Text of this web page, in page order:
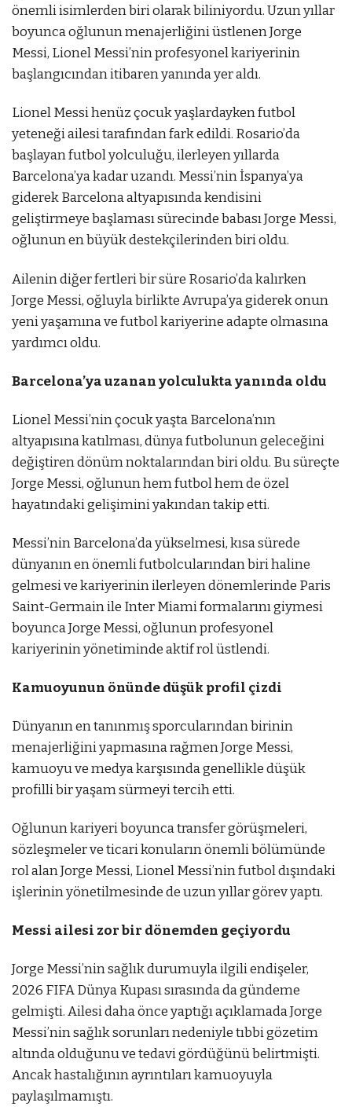
önemli isimlerden biri olarak biliniyordu. Uzun yıllar
boyunca oğlunun menajerliğini üstlenen Jorge
Messi, Lionel Messi’nin profesyonel kariyerinin
başlangıcından itibaren yanında yer aldı.
Lionel Messi henüz çocuk yaşlardayken futbol
yeteneği ailesi tarafından fark edildi. Rosario’da
başlayan futbol yolculuğu, ilerleyen yıllarda
Barcelona’ya kadar uzandı. Messi’nin İspanya’ya
giderek Barcelona altyapısında kendisini
geliştirmeye başlaması sürecinde babası Jorge Messi,
oğlunun en büyük destekçilerinden biri oldu.
Ailenin diğer fertleri bir süre Rosario’da kalırken
Jorge Messi, oğluyla birlikte Avrupa’ya giderek onun
yeni yaşamına ve futbol kariyerine adapte olmasına
yardımcı oldu.
Barcelona’ya uzanan yolculukta yanında oldu
Lionel Messi’nin çocuk yaşta Barcelona’nın
altyapısına katılması, dünya futbolunun geleceğini
değiştiren dönüm noktalarından biri oldu. Bu süreçte
Jorge Messi, oğlunun hem futbol hem de özel
hayatındaki gelişimini yakından takip etti.
Messi’nin Barcelona’da yükselmesi, kısa sürede
dünyanın en önemli futbolcularından biri haline
gelmesi ve kariyerinin ilerleyen dönemlerinde Paris
Saint-Germain ile Inter Miami formalarını giymesi
boyunca Jorge Messi, oğlunun profesyonel
kariyerinin yönetiminde aktif rol üstlendi.
Kamuoyunun önünde düşük profil çizdi
Dünyanın en tanınmış sporcularından birinin
menajerliğini yapmasına rağmen Jorge Messi,
kamuoyu ve medya karşısında genellikle düşük
profilli bir yaşam sürmeyi tercih etti.
Oğlunun kariyeri boyunca transfer görüşmeleri,
sözleşmeler ve ticari konuların önemli bölümünde
rol alan Jorge Messi, Lionel Messi’nin futbol dışındaki
işlerinin yönetilmesinde de uzun yıllar görev yaptı.
Messi ailesi zor bir dönemden geçiyordu
Jorge Messi’nin sağlık durumuyla ilgili endişeler,
2026 FIFA Dünya Kupası sırasında da gündeme
gelmişti. Ailesi daha önce yaptığı açıklamada Jorge
Messi’nin sağlık sorunları nedeniyle tıbbi gözetim
altında olduğunu ve tedavi gördüğünü belirtmişti.
Ancak hastalığının ayrıntıları kamuoyuyla
paylaşılmamıştı.